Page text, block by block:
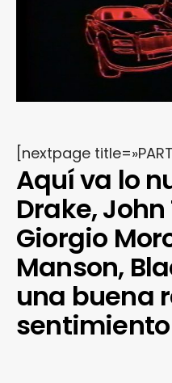
[nextpage
Aquí va lo
Drake,
Giorgio
Manson,
una buena